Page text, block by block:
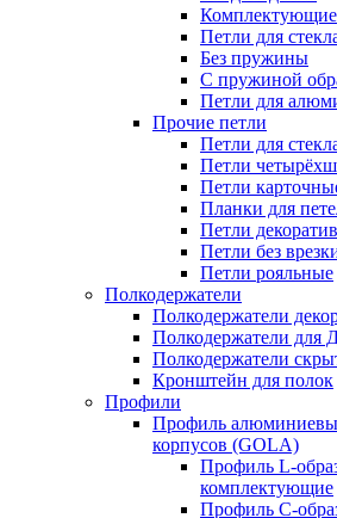
Комплектующие
Петли для
Без пружины
С пружиной
Петли для
Прочие петли
Петли для
Петли
Петли
Планки для
Петли
Петли без
Петли рояльные
Полкодержатели
Полкодержатели
Полкодержатели для
Полкодержатели
Кронштейн для полок
Профили
Профиль
корпусов (GOLA)
Профиль L-
комплектующие
Профиль C-